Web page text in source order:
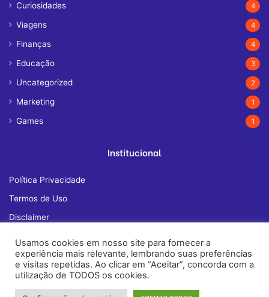
Curiosidades 4
Viagens 4
Finanças 4
Educação 3
Uncategorized 2
Marketing 1
Games 1
Institucional
Política Privacidade
Termos de Uso
Disclaimer
Fale Conosco
Usamos cookies em nosso site para fornecer a
experiência mais relevante, lembrando suas preferências
e visitas repetidas. Ao clicar em “Aceitar”, concorda com a
utilização de TODOS os cookies.